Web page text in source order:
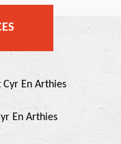
Cyr En Arthies
En Arthies